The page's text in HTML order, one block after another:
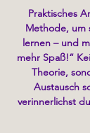
Praktisches
Methode, um
lernen – und
mehr Spaß!“
Theorie,
Austausch
verinnerlichst